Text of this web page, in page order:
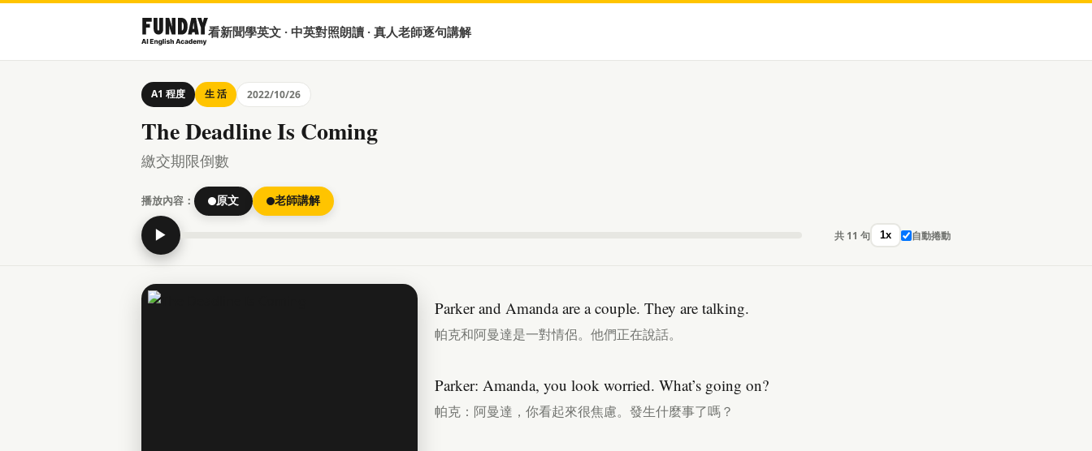
看新聞學英文 · 中英對照朗讀 · 真人老師逐句講解
A1 程度 生 活 2022/10/26
The Deadline Is Coming
繳交期限倒數
播放內容： 原文 老師講解
▶ 共 11 句 1x 自動捲動
Parker and Amanda are a couple. They are talking.
帕克和阿曼達是一對情侶。他們正在說話。
Parker: Amanda, you look worried. What’s going on?
帕克：阿曼達，你看起來很焦慮。發生什麼事了嗎？